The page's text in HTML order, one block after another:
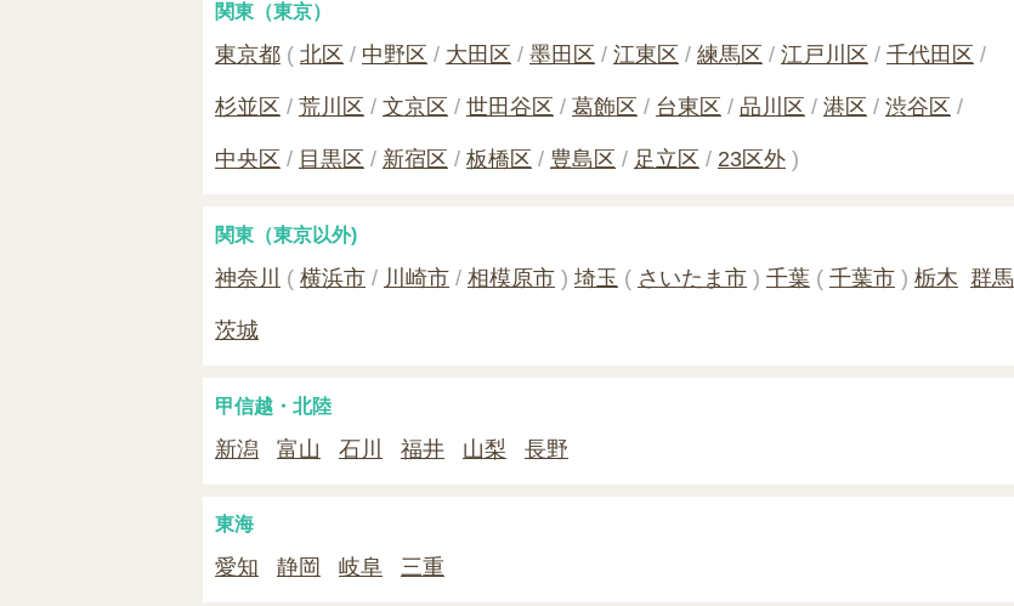
関東（東京）
東京都 ( 北区 中野区 大田区 墨田区 江東区 練馬区 江戸川区 千代田区
杉並区 荒川区 文京区 世田谷区 葛飾区 台東区 品川区 港区 渋谷区
中央区 目黒区 新宿区 板橋区 豊島区 足立区 23区外 )
関東（東京以外)
神奈川 ( 横浜市 川崎市 相模原市 ) 埼玉 ( さいたま市 ) 千葉 ( 千葉市 ) 栃木 群馬
茨城
甲信越・北陸
新潟 富山 石川 福井 山梨 長野
東海
愛知 静岡 岐阜 三重